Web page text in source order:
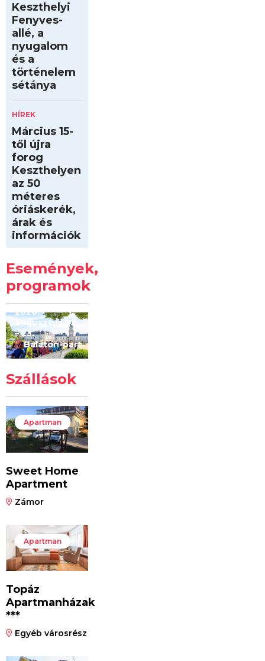
Keszthelyi
Fenyves-
allé, a
nyugalom
és a
történelem
sétánya
HÍREK
Március 15-
től újra
forog
Keszthelyen
az 50
méteres
óriáskerék,
árak és
információk
Események,
programok
Kilóméterek
2026
2026.
augusztus 22
– 23.
Balaton-part
Szállások
Apartman
Sweet Home
Apartment
Zámor
Apartman
Topáz
Apartmanházak
***
Egyéb városrész